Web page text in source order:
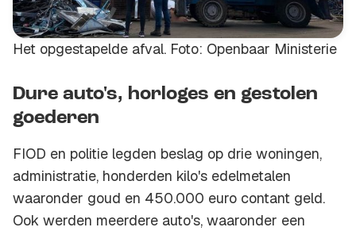
Het opgestapelde afval. Foto: Openbaar Ministerie
Dure auto's, horloges en gestolen
goederen
FIOD en politie legden beslag op drie woningen,
administratie, honderden kilo's edelmetalen
waaronder goud en 450.000 euro contant geld.
Ook werden meerdere auto's, waaronder een